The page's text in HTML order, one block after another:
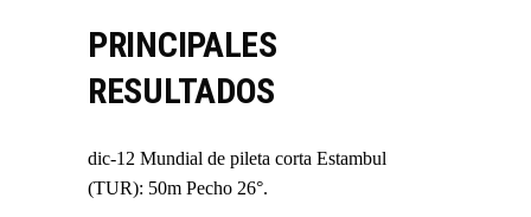
PRINCIPALES
RESULTADOS
dic-12 Mundial de pileta corta Estambul
(TUR): 50m Pecho 26°.